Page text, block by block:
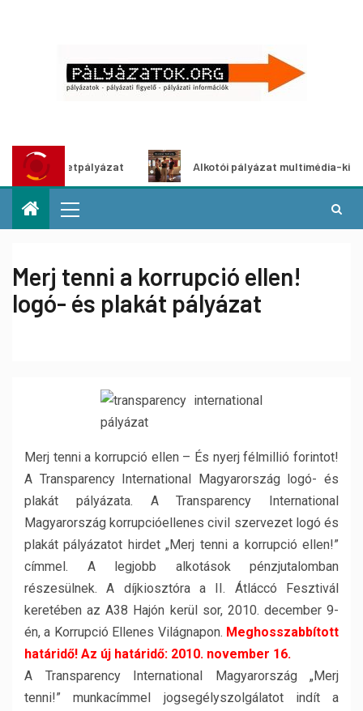
ötletpályázat Alkotói pályázat multimédia-kiállításhoz
Merj tenni a korrupció ellen!
logó- és plakát pályázat
Merj tenni a korrupció ellen – És nyerj félmillió forintot!
A Transparency International Magyarország logó- és
plakát pályázata. A Transparency International
Magyarország korrupcióellenes civil szervezet logó és
plakát pályázatot hirdet „Merj tenni a korrupció ellen!”
címmel. A legjobb alkotások pénzjutalomban
részesülnek. A díjkiosztóra a II. Átláccó Fesztivál
keretében az A38 Hajón kerül sor, 2010. december 9-
én, a Korrupció Ellenes Világnapon. Meghosszabbított
határidő! Az új határidő: 2010. november 16.
A Transparency International Magyarország „Merj
tenni!” munkacímmel jogsegélyszolgálatot indít a